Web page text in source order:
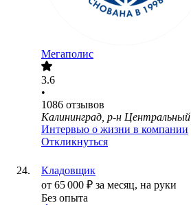
Мегаполис
3.6
•
1086 отзывов
Калининград, р-н Центральный
Интервью о жизни в компании
Откликнуться
Кладовщик
от 65 000 ₽ за месяц, на руки
Без опыта